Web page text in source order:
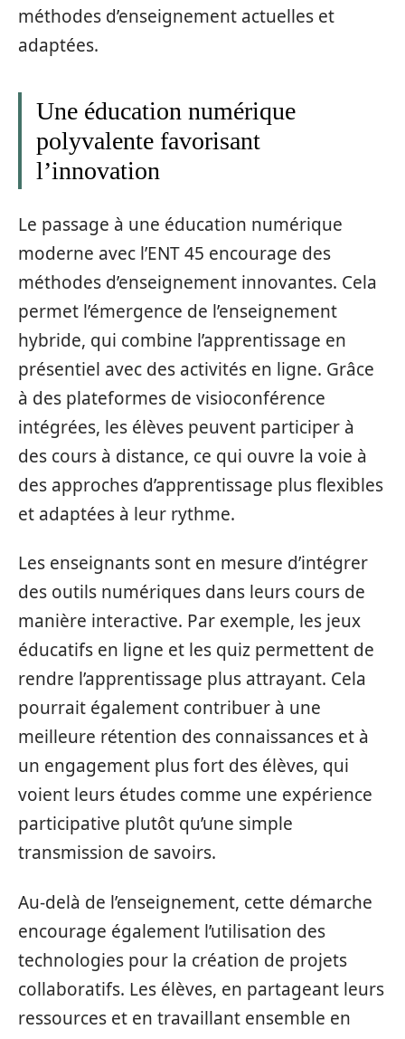
méthodes d’enseignement actuelles et
adaptées.
Une éducation numérique
polyvalente favorisant
l’innovation
Le passage à une éducation numérique
moderne avec l’ENT 45 encourage des
méthodes d’enseignement innovantes. Cela
permet l’émergence de l’enseignement
hybride, qui combine l’apprentissage en
présentiel avec des activités en ligne. Grâce
à des plateformes de visioconférence
intégrées, les élèves peuvent participer à
des cours à distance, ce qui ouvre la voie à
des approches d’apprentissage plus flexibles
et adaptées à leur rythme.
Les enseignants sont en mesure d’intégrer
des outils numériques dans leurs cours de
manière interactive. Par exemple, les jeux
éducatifs en ligne et les quiz permettent de
rendre l’apprentissage plus attrayant. Cela
pourrait également contribuer à une
meilleure rétention des connaissances et à
un engagement plus fort des élèves, qui
voient leurs études comme une expérience
participative plutôt qu’une simple
transmission de savoirs.
Au-delà de l’enseignement, cette démarche
encourage également l’utilisation des
technologies pour la création de projets
collaboratifs. Les élèves, en partageant leurs
ressources et en travaillant ensemble en